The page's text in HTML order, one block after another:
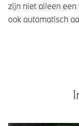
zijn niet alleen
ook automatisch